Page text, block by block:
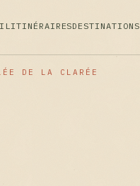
ITINÉRAIRESDESTINATIONS
DE LA CLARÉE